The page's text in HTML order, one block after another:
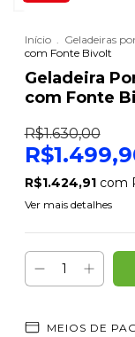
Início . Geladeiras
com Fonte Bivolt
Geladeira
com Fonte
R$1.630,00
R$1.424,91 com
Ver mais detalhes
MEIOS DE